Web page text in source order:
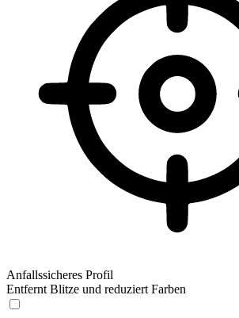
Anfallssicheres Profil
Entfernt Blitze und reduziert Farben